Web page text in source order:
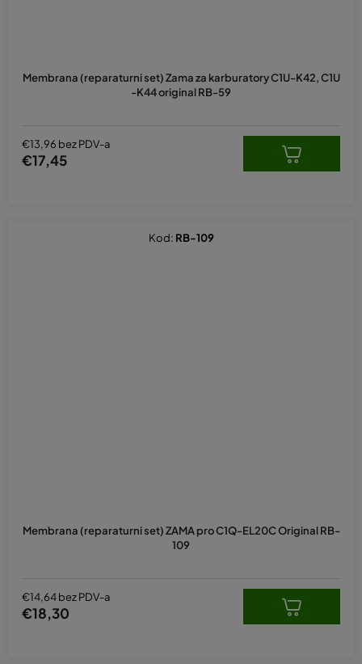
Membrana (reparaturni set) Zama za karburatory C1U-K42, C1U
-K44 original RB-59
€13,96 bez PDV-a
€17,45
Membrana (reparaturni set) ZAMA pro C1Q-EL20C Original RB-
109
€14,64 bez PDV-a
€18,30
Kod: RB-109